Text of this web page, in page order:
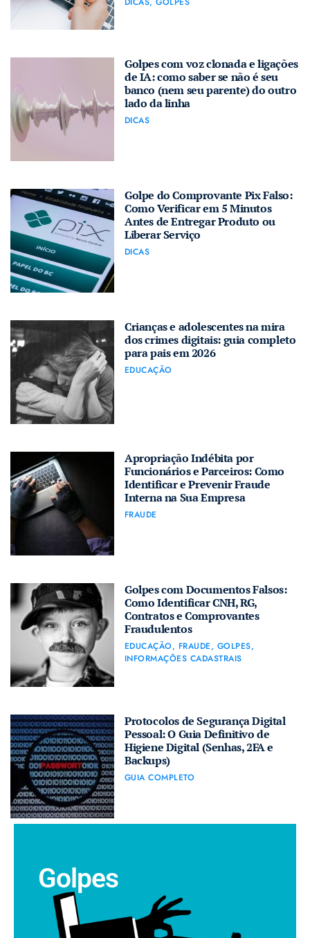
Golpes com voz clonada e ligações
de IA: como saber se não é seu
banco (nem seu parente) do outro
lado da linha
DICAS
Golpe do Comprovante Pix Falso:
Como Verificar em 5 Minutos
Antes de Entregar Produto ou
Liberar Serviço
DICAS
Crianças e adolescentes na mira
dos crimes digitais: guia completo
para pais em 2026
EDUCAÇÃO
Apropriação Indébita por
Funcionários e Parceiros: Como
Identificar e Prevenir Fraude
Interna na Sua Empresa
FRAUDE
Golpes com Documentos Falsos:
Como Identificar CNH, RG,
Contratos e Comprovantes
Fraudulentos
EDUCAÇÃO, FRAUDE, GOLPES,
INFORMAÇÕES CADASTRAIS
Protocolos de Segurança Digital
Pessoal: O Guia Definitivo de
Higiene Digital (Senhas, 2FA e
Backups)
GUIA COMPLETO
Golpes
VER ARTIGOS